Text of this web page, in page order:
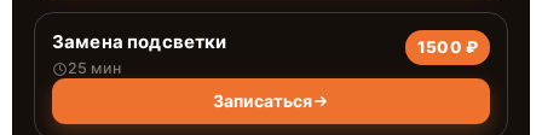
Замена подсветки
25 мин
1500 ₽
Записаться